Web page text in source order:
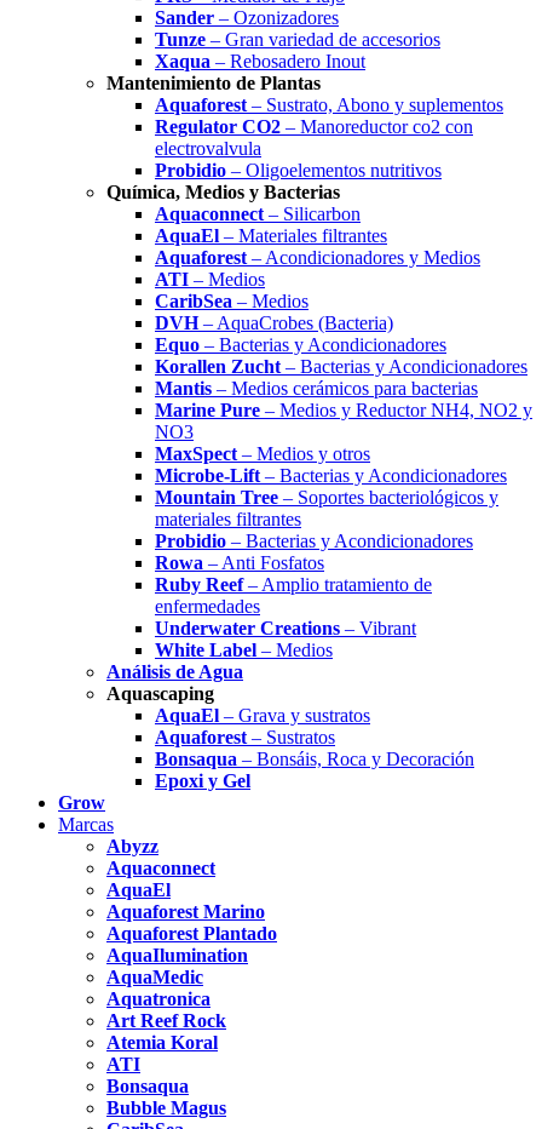
Sander – Ozonizadores
Tunze – Gran variedad de accesorios
Xaqua – Rebosadero Inout
Mantenimiento de Plantas
Aquaforest – Sustrato, Abono y suplementos
Regulator CO2 – Manoreductor co2 con
electrovalvula
Probidio – Oligoelementos nutritivos
Química, Medios y Bacterias
Aquaconnect – Silicarbon
AquaEl – Materiales filtrantes
Aquaforest – Acondicionadores y Medios
ATI – Medios
CaribSea – Medios
DVH– AquaCrobes (Bacteria)
Equo – Bacterias y Acondicionadores
Korallen Zucht – Bacterias y Acondicionadores
Mantis – Medios cerámicos para bacterias
Marine Pure – Medios y Reductor NH4, NO2 y
NO3
MaxSpect – Medios y otros
Microbe-Lift – Bacterias y Acondicionadores
Mountain Tree – Soportes bacteriológicos y
materiales filtrantes
Probidio – Bacterias y Acondicionadores
Rowa – Anti Fosfatos
Ruby Reef– Amplio tratamiento de
enfermedades
Underwater Creations – Vibrant
White Label – Medios
Análisis de Agua
Aquascaping
AquaEl – Grava y sustratos
Aquaforest – Sustratos
Bonsaqua – Bonsáis, Roca y Decoración
Epoxi y Gel
Grow
Marcas
Abyzz
Aquaconnect
AquaEl
Aquaforest Marino
Aquaforest Plantado
AquaIlumination
AquaMedic
Aquatronica
Art Reef Rock
Atemia Koral
ATI
Bonsaqua
Bubble Magus